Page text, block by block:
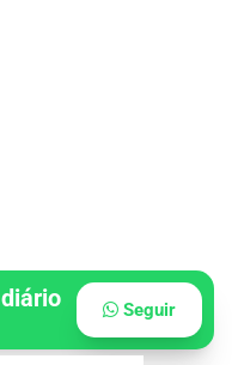
Seguir